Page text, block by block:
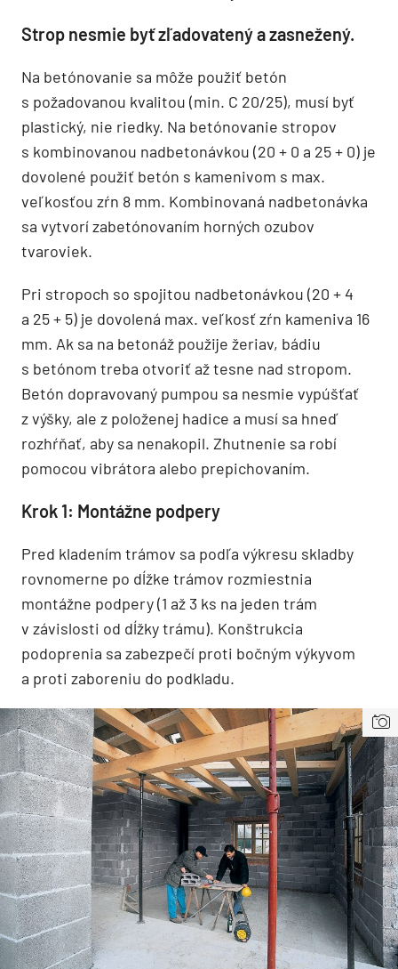
Strop nesmie byť zľadovatený a zasnežený.
Na betónovanie sa môže použiť betón
s požadovanou kvalitou (min. C 20/25), musí byť
plastický, nie riedky. Na betónovanie stropov
s kombinovanou nadbetonávkou (20 + 0 a 25 + 0) je
dovolené použiť betón s kamenivom s max.
veľkosťou zŕn 8 mm. Kombinovaná nadbetonávka
sa vytvorí zabetónovaním horných ozubov
tvaroviek.
Pri stropoch so spojitou nadbetonávkou (20 + 4
a 25 + 5) je dovolená max. veľkosť zŕn kameniva 16
mm. Ak sa na betonáž použije žeriav, bádiu
s betónom treba otvoriť až tesne nad stropom.
Betón dopravovaný pumpou sa nesmie vypúšťať
z výšky, ale z položenej hadice a musí sa hneď
rozhŕňať, aby sa nenakopil. Zhutnenie sa robí
pomocou vibrátora alebo prepichovaním.
Krok 1: Montážne podpery
Pred kladením trámov sa podľa výkresu skladby
rovnomerne po dĺžke trámov rozmiestnia
montážne podpery (1 až 3 ks na jeden trám
v závislosti od dĺžky trámu). Konštrukcia
podoprenia sa zabezpečí proti bočným výkyvom
a proti zaboreniu do podkladu.